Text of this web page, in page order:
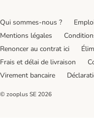
Qui sommes-nous ?
Mentions légales
Renoncer au contrat ici
Frais et délai de livraison
Virement bancaire
© zooplus SE 2026